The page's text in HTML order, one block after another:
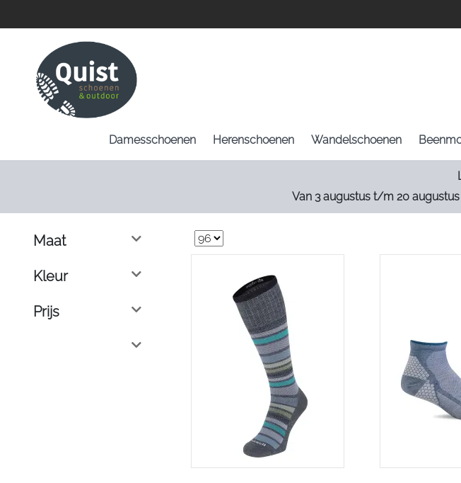
Damesschoenen Herenschoenen Wandelschoenen
Van 3 augustus t/m 20
Maat
Kleur
Prijs